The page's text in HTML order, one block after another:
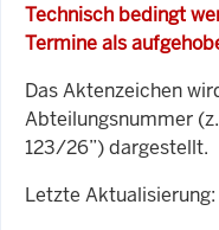
Technisch bedingt
Termine als
Das Aktenzeichen
Abteilungsnummer
123/26”) dargestellt.
Letzte